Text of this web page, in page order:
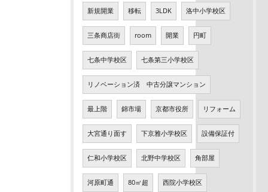
新規開業 移転 3LDK 洛中小学校区
三条商店街 room 開業 円町
七条中学校区 七条第三小学校区
リノベーション済 中古分譲マンション
最上階 錦市場 京都市役所 リフォーム
大宮通り面す 下京雅小学校区 設備保証付
仁和小学校区 北野中学校区 角部屋
河原町通 80㎡超 西院小学校区